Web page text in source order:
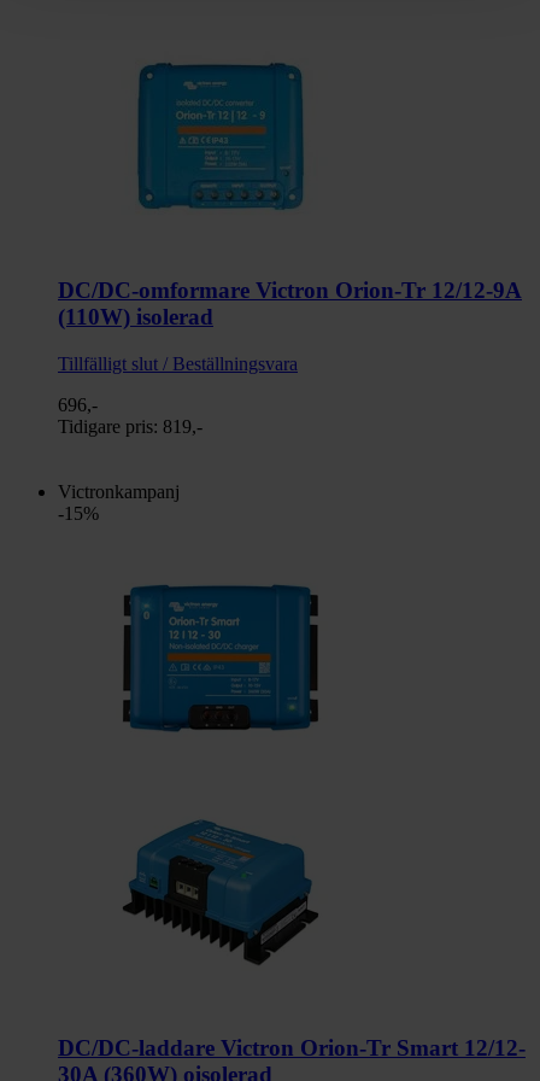
DC/DC-omformare Victron Orion-Tr 12/12-9A
(110W) isolerad
Tillfälligt slut / Beställningsvara
696,-
Tidigare pris: 819,-
Victronkampanj
-15%
DC/DC-laddare Victron Orion-Tr Smart 12/12-
30A (360W) oisolerad